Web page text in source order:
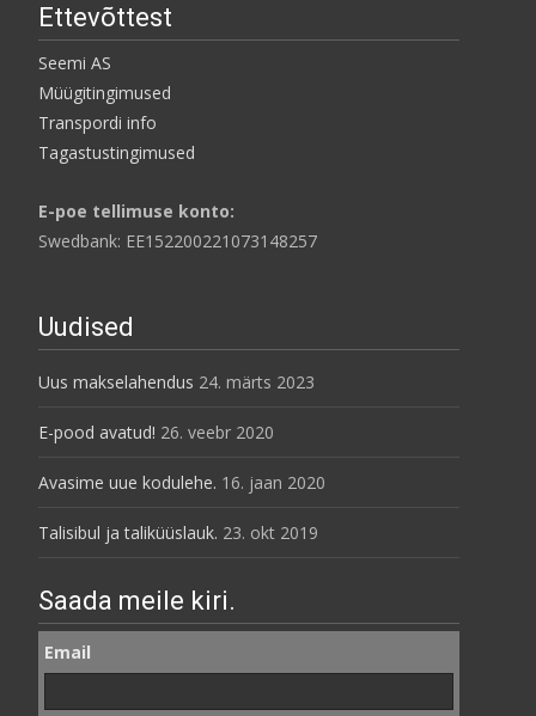
Ettevõttest
Seemi AS
Müügitingimused
Transpordi info
Tagastustingimused
E-poe tellimuse konto:
Swedbank: EE152200221073148257
Uudised
Uus makselahendus 24. märts 2023
E-pood avatud! 26. veebr 2020
Avasime uue kodulehe. 16. jaan 2020
Talisibul ja taliküüslauk. 23. okt 2019
Saada meile kiri.
Email